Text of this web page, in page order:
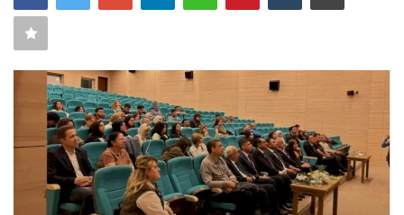
SAĞLIK
FİRMA HABER
OTURUM AÇ
KAYIT